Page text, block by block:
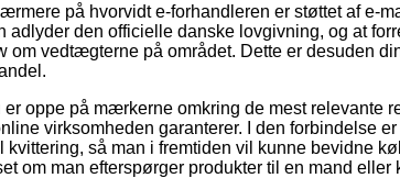
på hvorvidt e-forhandleren er støttet af e-
adlyder den officielle danske lovgivning, og at
om vedtægterne på området. Dette er desuden
oppe på mærkerne omkring de mest relevante
virksomheden garanterer. I den forbindelse
kvittering, så man i fremtiden vil kunne bevidne
om man efterspørger produkter til en mand eller